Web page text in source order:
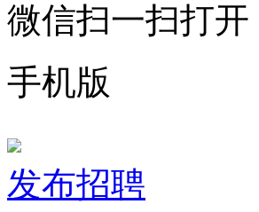
微信扫一扫打开
手机版
发布招聘